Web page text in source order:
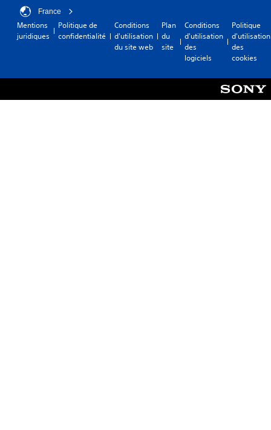
France
Mentions
juridiques
Politique de
confidentialité
Conditions
d'utilisation
du site web
Plan
du
site
Conditions
d'utilisation
des
logiciels
Politique
d'utilisation
des
cookies